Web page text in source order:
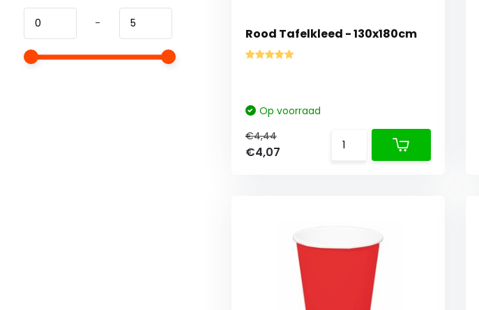
-
Rood Tafelkleed - 130x180cm
Op voorraad
€4,44
€4,07